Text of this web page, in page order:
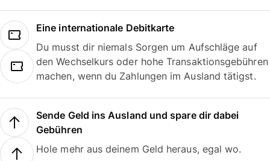
Eine internationale Debitkarte
Du musst dir niemals Sorgen um Aufschläge auf
den Wechselkurs oder hohe Transaktionsgebühren
machen, wenn du Zahlungen im Ausland tätigst.
Sende Geld ins Ausland und spare dir dabei
Gebühren
Hole mehr aus deinem Geld heraus, egal wo.